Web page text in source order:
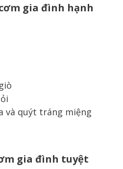
gia đình hạnh
và quýt tráng miệng
gia đình tuyệt